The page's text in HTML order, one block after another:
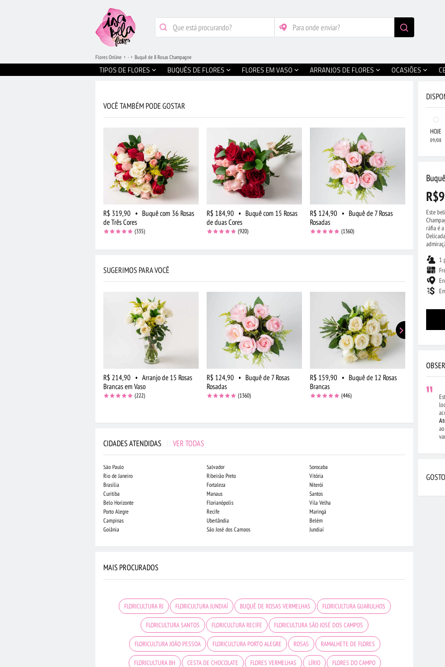
TIPOS DE FLORES BUQUÊS DE FLORES FLORES EM VASO ARRANJOS DE FLORES OCASIÕES
Flores Online - Buquê de 8 Rosas Champagne
VOCÊ TAMBÉM PODE GOSTAR
R$ 319,90 • Buquê com 36 Rosas
de Três Cores
(335)
R$ 184,90 • Buquê com 15 Rosas
de duas Cores
(920)
R$ 124,90 • Buquê de 7 Rosas
Rosadas
(1360)
SUGERIMOS PARA VOCÊ
R$ 214,90 • Arranjo de 15 Rosas
Brancas em Vaso
(222)
R$ 124,90 • Buquê de 7 Rosas
Rosadas
(1360)
R$ 159,90 • Buquê de 12 Rosas
Brancas
(446)
R$ 194,90
Rosadas
CIDADES ATENDIDAS | VER TODAS
São Paulo
Rio de Janeiro
Brasília
Curitiba
Belo Horizonte
Porto Alegre
Campinas
Goiânia
Salvador
Ribeirão Preto
Fortaleza
Manaus
Florianópolis
Recife
Uberlândia
São José dos Campos
Sorocaba
Vitória
Niterói
Santos
Vila Velha
Maringá
Belém
Jundiaí
Campo Grande
MAIS PROCURADOS
FLORICULTURA RJ FLORICULTURA JUNDIAÍ BUQUÊ DE ROSAS VERMELHAS FLORICULTURA GUARULHOS
FLORICULTURA SANTOS FLORICULTURA RECIFE FLORICULTURA SÃO JOSÉ DOS CAMPOS
FLORICULTURA JOÃO PESSOA FLORICULTURA PORTO ALEGRE ROSAS RAMALHETE DE FLORES
FLORICULTURA BH CESTA DE CHOCOLATE FLORES VERMELHAS LÍRIO FLORES DO CAMPO
HOJE
09/08
Este
ráfia é
1